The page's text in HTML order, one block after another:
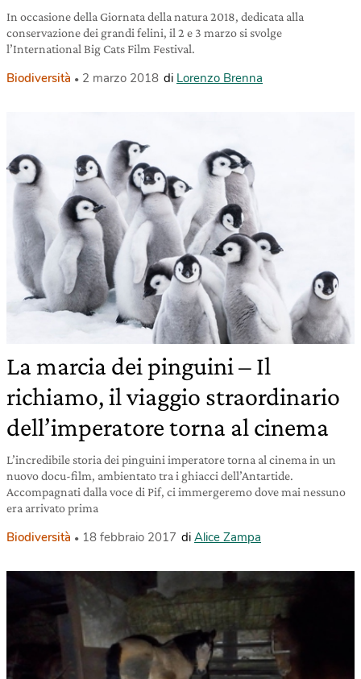
In occasione della Giornata della natura 2018, dedicata alla
conservazione dei grandi felini, il 2 e 3 marzo si svolge
l’International Big Cats Film Festival.
Biodiversità 2 marzo 2018 di Lorenzo Brenna
La marcia dei pinguini – Il
richiamo, il viaggio straordinario
dell’imperatore torna al cinema
L’incredibile storia dei pinguini imperatore torna al cinema in un
nuovo docu-film, ambientato tra i ghiacci dell’Antartide.
Accompagnati dalla voce di Pif, ci immergeremo dove mai nessuno
era arrivato prima
Biodiversità 18 febbraio 2017 di Alice Zampa